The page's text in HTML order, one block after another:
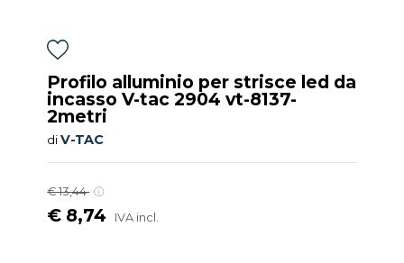
Profilo alluminio per strisce led da
incasso V-tac 2904 vt-8137-
2metri
diV-TAC
€ 13,44
€ 8,74 IVA incl.